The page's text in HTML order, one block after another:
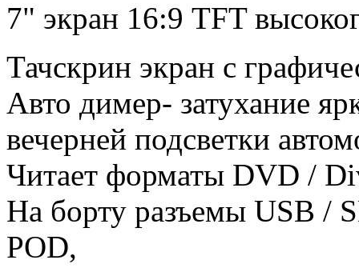
7" экран 16:9 TFT
Тачскрин экран с
Авто димер- затухание
вечерней подсветки
Читает форматы DVD /
На борту разъемы USB /
POD,